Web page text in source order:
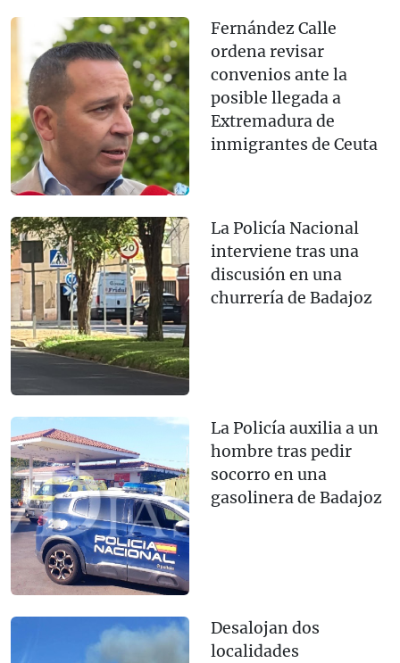
Fernández Calle
ordena revisar
convenios ante la
posible llegada a
Extremadura de
inmigrantes de Ceuta
La Policía Nacional
interviene tras una
discusión en una
churrería de Badajoz
La Policía auxilia a un
hombre tras pedir
socorro en una
gasolinera de Badajoz
Desalojan dos
localidades